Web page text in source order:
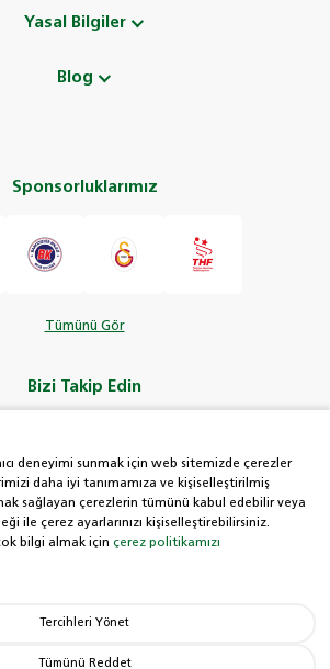
Yasal Bilgiler
Blog
Sponsorluklarımız
Tümünü Gör
Aranmayan Paralar
Bizi Takip Edin
HDI Kolay Hat
deneyimi sunmak için web sitemizde çerezler
daha iyi tanımamıza ve kişiselleştirilmiş
sağlayan çerezlerin tümünü kabul edebilir veya
ile çerez ayarlarınızı kişiselleştirebilirsiniz.
bilgi almak içinçerez politikamızı
Tercihleri Yönet
Tümünü Reddet